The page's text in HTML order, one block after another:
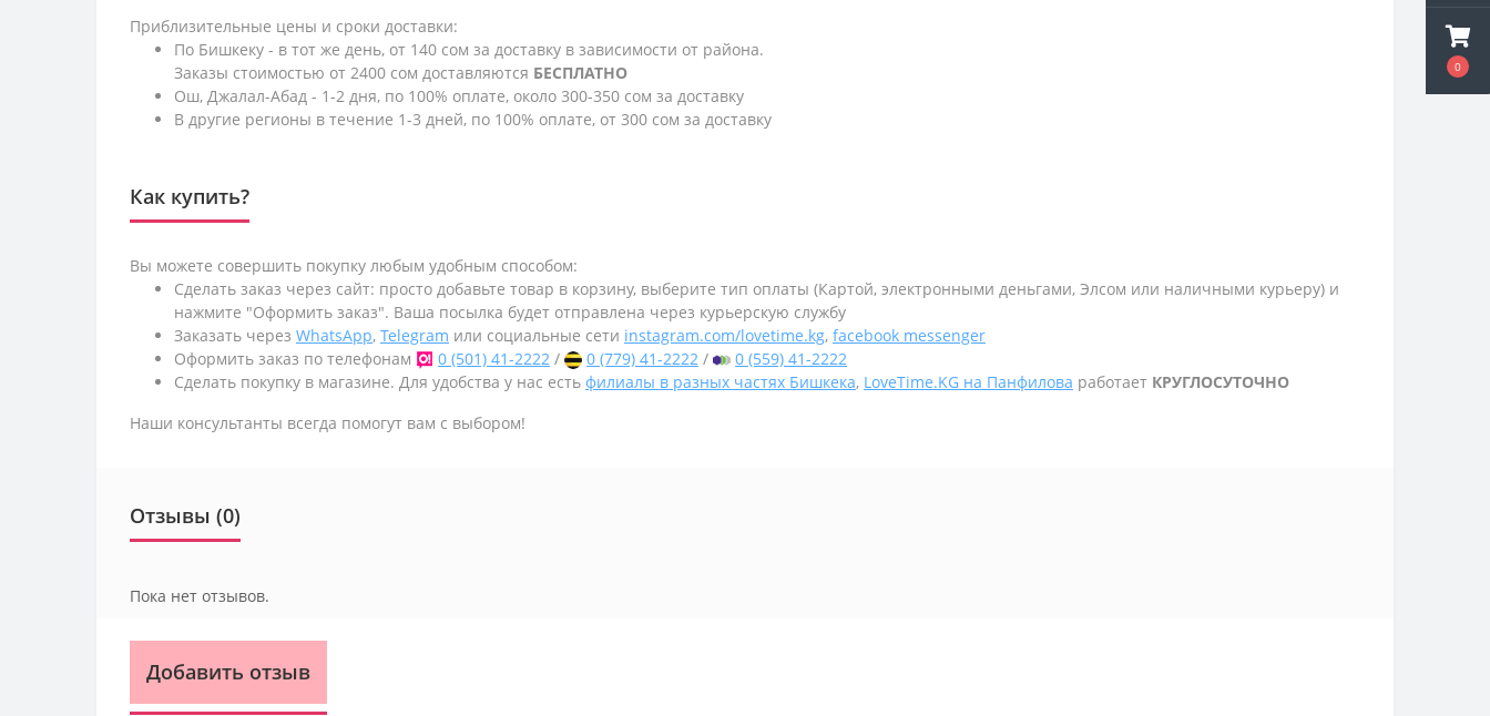
0
Приблизительные цены и сроки доставки:
По Бишкеку - в тот же день, от 140 сом за доставку в зависимости от района.
Заказы стоимостью от 2400 сом доставляются БЕСПЛАТНО
Ош, Джалал-Абад - 1-2 дня, по 100% оплате, около 300-350 сом за доставку
В другие регионы в течение 1-3 дней, по 100% оплате, от 300 сом за доставку
Как купить?
Вы можете совершить покупку любым удобным способом:
Сделать заказ через сайт: просто добавьте товар в корзину, выберите тип оплаты (Картой, электронными деньгами, Элсом или наличными курьеру) и
нажмите "Оформить заказ". Ваша посылка будет отправлена через курьерскую службу
Заказать через WhatsApp, Telegram или социальные сети instagram.com/lovetime.kg, facebook messenger
Оформить заказ по телефонам
0 (501) 41-2222 / 0 (779) 41-2222 /
0 (559) 41-2222
Сделать покупку в магазине. Для удобства у нас есть филиалы в разных частях Бишкека, LoveTime.KG на Панфилова работает КРУГЛОСУТОЧНО
Наши консультанты всегда помогут вам с выбором!
Отзывы (0)
Пока нет отзывов.
Добавить отзыв